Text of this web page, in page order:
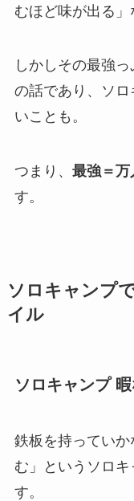
むほど味が出る」
しかしその最強
の話であり、ソ
いことも。
つまり、 最強＝万
す。
ソロキャンプ
イル
ソロキャンプ
鉄板を持ってい
む」というソロ
す。